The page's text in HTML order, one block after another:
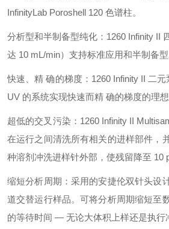
InfinityLab Poroshell 120 色谱柱。
分析型和半制备型纯化：1260 Infinity II
达 10 mL/min）支持标准应用和半制备型
快速、精 确的梯度：1260 Infinity II 二
UV 的系统实现快速而精 确的梯度的理想
超低的交叉污染：1260 Infinity II
在运行之间清洗所有相关的进样部件，
种溶剂冲洗进样针外部，使残留降至 10
缩短分析周期：采用的安捷伦双针头设
道交替运行样品。可将分析周期缩短至
的等待时间 — 无论大体积上样还是执行